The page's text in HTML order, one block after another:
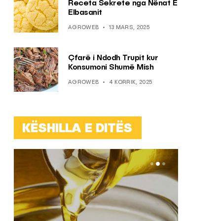
Receta Sekrete nga Nënat E
Elbasanit
AGROWEB 13 MARS, 2025
Çfarë i Ndodh Trupit kur
Konsumoni Shumë Mish
AGROWEB 4 KORRIK, 2025
KËSHILLA E DITËS